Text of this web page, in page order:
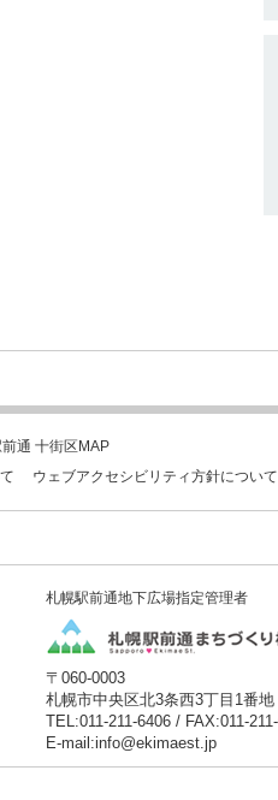
通 十街区MAP
ウェブアクセシビリティ方針について
札幌駅前通地下広場指定管理者
〒060-0003
札幌市中央区北3条西3丁目1番
TEL:011-211-6406 / FAX:011-
E-mail:info@ekimaest.jp